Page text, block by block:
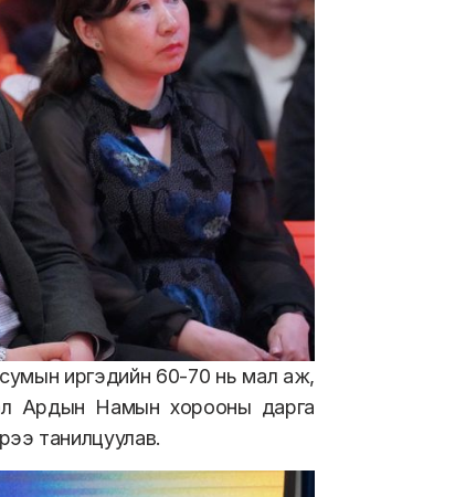
сумын иргэдийн 60-70 нь мал аж,
Ардын Намын хорооны дарга
танилцуулав.